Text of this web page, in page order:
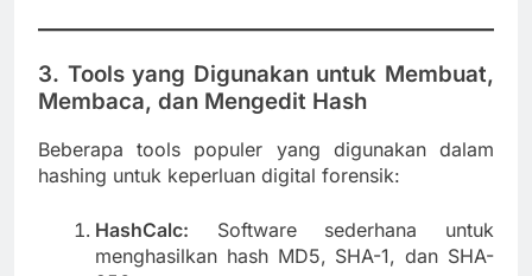
3. Tools yang Digunakan untuk Membuat,
Membaca, dan Mengedit Hash
Beberapa tools populer yang digunakan dalam
hashing untuk keperluan digital forensik:
HashCalc: Software sederhana untuk
menghasilkan hash MD5, SHA-1, dan SHA-